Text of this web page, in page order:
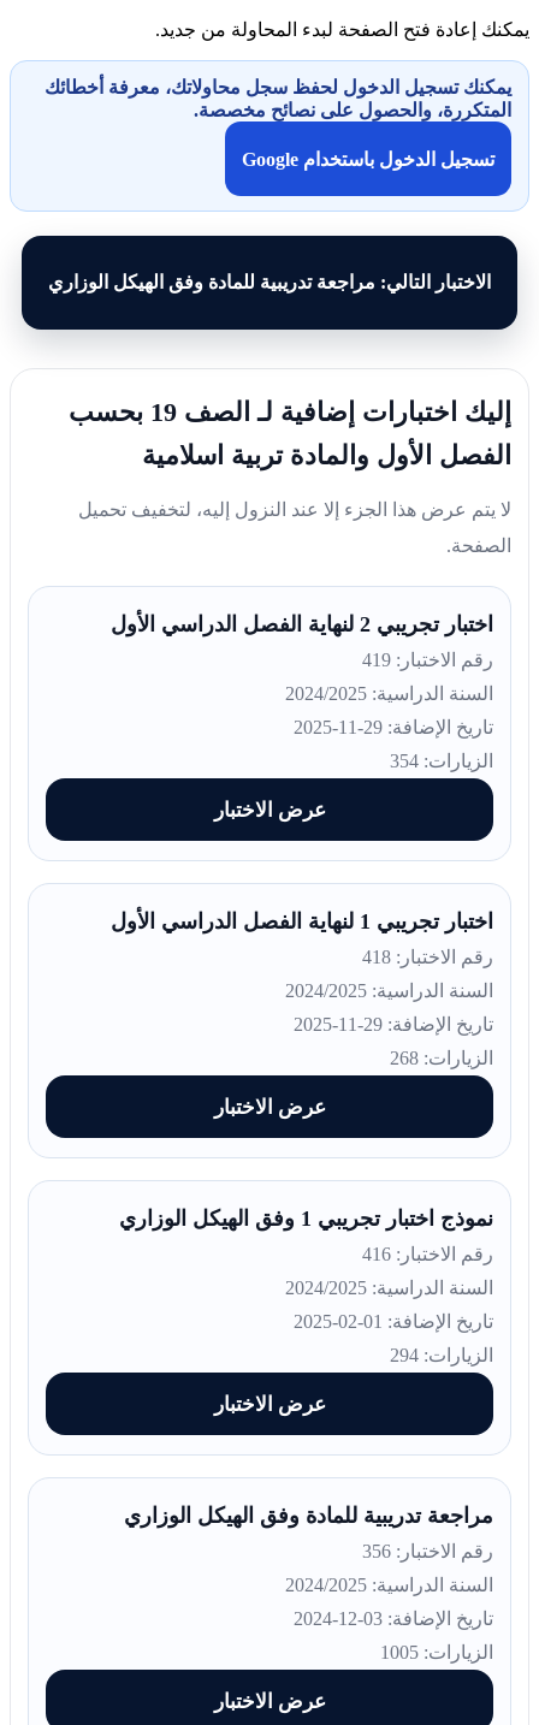
يمكنك إعادة فتح الصفحة لبدء المحاولة من جديد.
يمكنك تسجيل الدخول لحفظ سجل محاولاتك، معرفة أخطائك
المتكررة، والحصول على نصائح مخصصة.
تسجيل الدخول باستخدام Google
الاختبار التالي: مراجعة تدريبية للمادة وفق الهيكل الوزاري
إليك اختبارات إضافية لـ الصف 19 بحسب
الفصل الأول والمادة تربية اسلامية
لا يتم عرض هذا الجزء إلا عند النزول إليه، لتخفيف تحميل
الصفحة.
اختبار تجريبي 2 لنهاية الفصل الدراسي الأول
رقم الاختبار: 419
السنة الدراسية: 2024/2025
تاريخ الإضافة: 29-11-2025
الزيارات: 354
عرض الاختبار
اختبار تجريبي 1 لنهاية الفصل الدراسي الأول
رقم الاختبار: 418
السنة الدراسية: 2024/2025
تاريخ الإضافة: 29-11-2025
الزيارات: 268
عرض الاختبار
نموذج اختبار تجريبي 1 وفق الهيكل الوزاري
رقم الاختبار: 416
السنة الدراسية: 2024/2025
تاريخ الإضافة: 01-02-2025
الزيارات: 294
عرض الاختبار
مراجعة تدريبية للمادة وفق الهيكل الوزاري
رقم الاختبار: 356
السنة الدراسية: 2024/2025
تاريخ الإضافة: 03-12-2024
الزيارات: 1005
عرض الاختبار